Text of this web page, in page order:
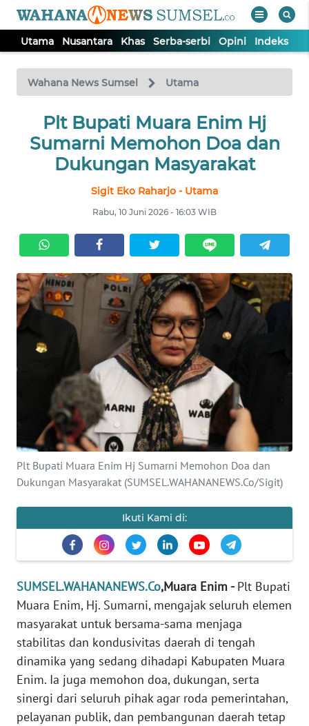
Utama Nusantara Khas Serba-serbi Opini Indeks
Wahana News Sumsel Utama
Plt Bupati Muara Enim Hj
Sumarni Memohon Doa dan
Dukungan Masyarakat
Sigit Eko Raharjo - Utama
Rabu, 10 Juni 2026 - 16:03 WIB
Plt Bupati Muara Enim Hj Sumarni Memohon Doa dan
Dukungan Masyarakat (SUMSEL.WAHANANEWS.Co/Sigit)
Ikuti Kami di:
SUMSEL.WAHANANEWS.Co,Muara Enim -Plt Bupati
Muara Enim, Hj. Sumarni, mengajak seluruh elemen
masyarakat untuk bersama-sama menjaga
stabilitas dan kondusivitas daerah di tengah
dinamika yang sedang dihadapi Kabupaten Muara
Enim. Ia juga memohon doa, dukungan, serta
sinergi dari seluruh pihak agar roda pemerintahan,
pelayanan publik, dan pembangunan daerah tetap
TV
Tutup
UTAMA
NUSANTARA
SERBA-
SERBI
OPINI
Informasi
INDEKS
KONTAK
KAMI
INFO
IKLAN
TENTANG
PEDOMAN
SIBER
REDAKSI
KARIR
DISCLAIMER